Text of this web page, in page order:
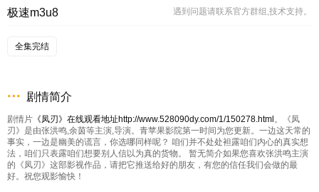
遇到问题请联系官方群组,技术支持。
极速m3u8
全集完结
剧情简介
剧情片 《凤刃》在线观看地址http://www.528090dy.com/1/150278.html 。《凤
刃》是由张洪鸣,余茵等主演,导演。青苹果影院第一时间为您更新。一边这天常的
事实，一边是幽美的谎言，你选哪同样呢？ 咱们并不处处袒露咱们内心的真实想
法，咱们只表露咱们想要别人信以为真的货物。 暂无简介如果您喜欢张洪鸣主演
的《凤刃》这部影视作品，请把它推送给好的朋友，有您的信任我们会做的最
好。祝您观影愉快！